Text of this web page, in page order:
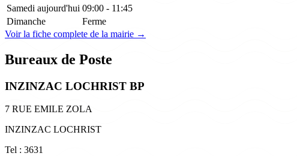
Samedi aujourd'hui 09:00 - 11:45
Dimanche
Ferme
Voir la fiche complete de la mairie →
Bureaux de Poste
INZINZAC LOCHRIST BP
7 RUE EMILE ZOLA
INZINZAC LOCHRIST
Tel : 3631